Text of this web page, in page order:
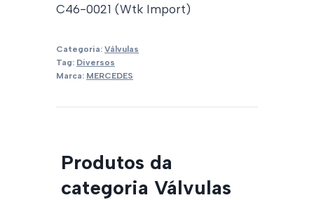
C46-0021 (Wtk Import)
Categoria: Válvulas
Tag: Diversos
Marca: MERCEDES
Produtos da
categoria Válvulas